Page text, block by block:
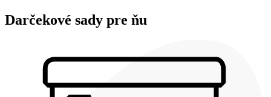
Darčekové sady pre ňu